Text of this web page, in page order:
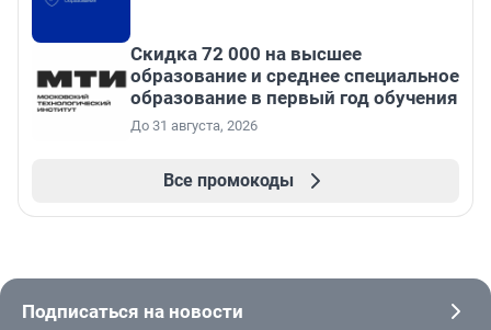
Скидка 72 000 на высшее
образование и среднее специальное
образование в первый год обучения
До 31 августа, 2026
Все промокоды
Подписаться на новости